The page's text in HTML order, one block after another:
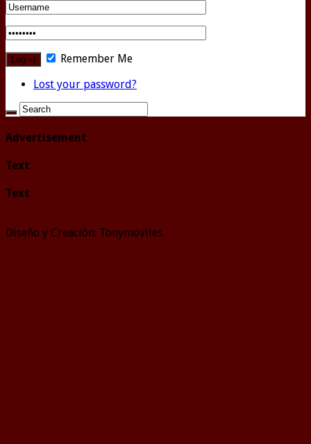
Remember Me
Lost your password?
Advertisement
Text
Text
Diseño y Creación: Tonymóviles